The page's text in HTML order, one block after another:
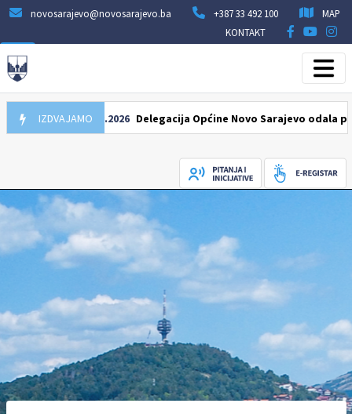
novosarajevo@novosarajevo.ba +387 33 492 100
MAP
KONTAKT
IZDVAJAMO
07.08.2026 Delegacija Općine Novo Sarajevo odala počast